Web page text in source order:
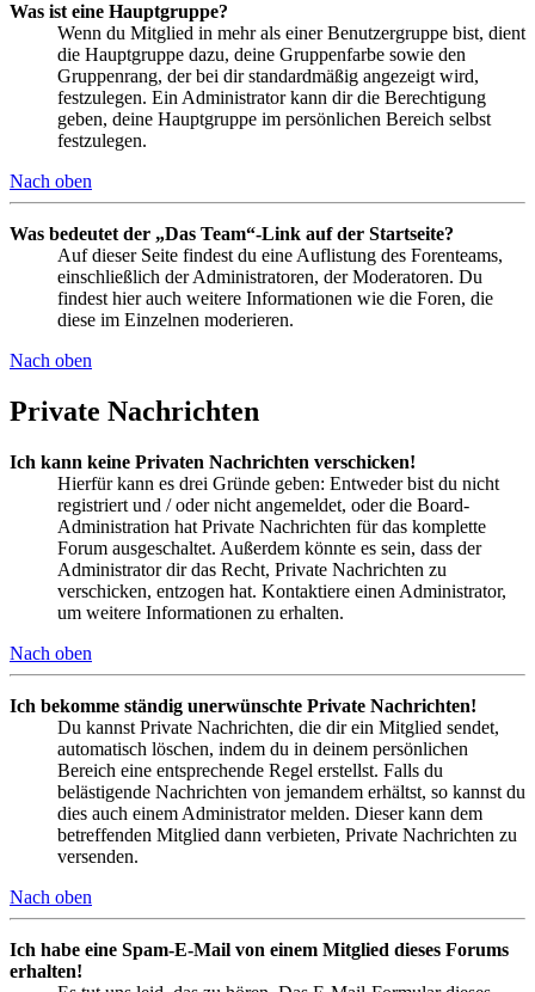
Was ist eine Hauptgruppe?
Wenn du Mitglied in mehr als einer Benutzergruppe bist, dient
die Hauptgruppe dazu, deine Gruppenfarbe sowie den
Gruppenrang, der bei dir standardmäßig angezeigt wird,
festzulegen. Ein Administrator kann dir die Berechtigung
geben, deine Hauptgruppe im persönlichen Bereich selbst
festzulegen.
Nach oben
Was bedeutet der „Das Team“-Link auf der Startseite?
Auf dieser Seite findest du eine Auflistung des Forenteams,
einschließlich der Administratoren, der Moderatoren. Du
findest hier auch weitere Informationen wie die Foren, die
diese im Einzelnen moderieren.
Nach oben
Private Nachrichten
Ich kann keine Privaten Nachrichten verschicken!
Hierfür kann es drei Gründe geben: Entweder bist du nicht
registriert und / oder nicht angemeldet, oder die Board-
Administration hat Private Nachrichten für das komplette
Forum ausgeschaltet. Außerdem könnte es sein, dass der
Administrator dir das Recht, Private Nachrichten zu
verschicken, entzogen hat. Kontaktiere einen Administrator,
um weitere Informationen zu erhalten.
Nach oben
Ich bekomme ständig unerwünschte Private Nachrichten!
Du kannst Private Nachrichten, die dir ein Mitglied sendet,
automatisch löschen, indem du in deinem persönlichen
Bereich eine entsprechende Regel erstellst. Falls du
belästigende Nachrichten von jemandem erhältst, so kannst du
dies auch einem Administrator melden. Dieser kann dem
betreffenden Mitglied dann verbieten, Private Nachrichten zu
versenden.
Nach oben
Ich habe eine Spam-E-Mail von einem Mitglied dieses Forums
erhalten!